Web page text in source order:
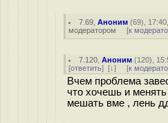
7.69 ,Аноним (69),
модератором [к
7.120 ,Аноним (120),
[ответить] [↓] [к
Вчем проблема
что хочешь и
мешать вме , лень